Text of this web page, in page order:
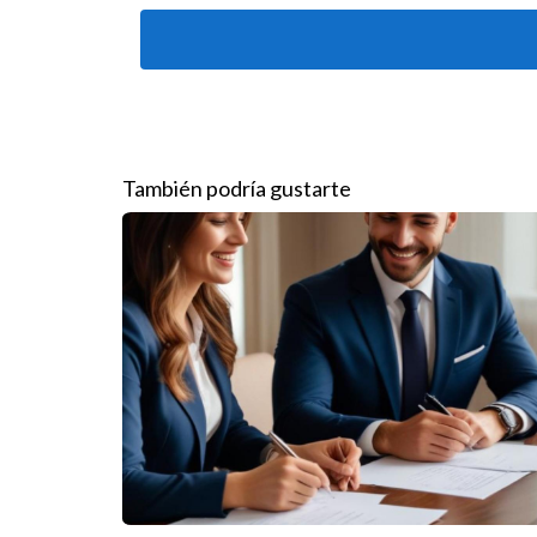
Implementar un sistema de recompensas:
Para ilustrar la efectividad de estas estrategias,
Estudio de Caso 1: Agente Inmobiliario
Agente Inmobiliario ABC implementó un
65% en solo dos años. Los agentes nuevos se
Estudio de Caso 2: Inmobiliaria XYZ
Inmobiliaria XYZ decidió invertir en formación
satisfacción de los empleados y una reducción
Estudio de Caso 3: Inmobiliaria 123
También podría gustarte